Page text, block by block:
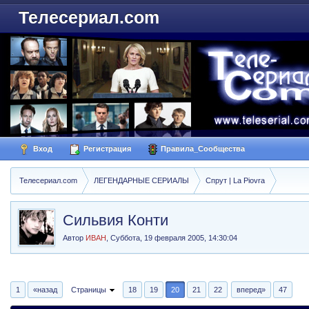
Телесериал.com
Вход Регистрация Правила_Сообщества
Телесериал.com ЛЕГЕНДАРНЫЕ СЕРИАЛЫ Спрут | La Piovra
Сильвия Конти
Автор ИВАН ,Суббота, 19 февраля 2005, 14:30:04
1 «назад Страницы 18 19 20 21 22 вперед» 47